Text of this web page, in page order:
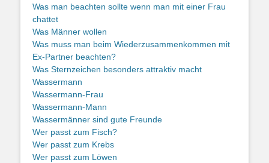
Was man beachten sollte wenn man mit einer Frau
chattet
Was Männer wollen
Was muss man beim Wiederzusammenkommen mit
Ex-Partner beachten?
Was Sternzeichen besonders attraktiv macht
Wassermann
Wassermann-Frau
Wassermann-Mann
Wassermänner sind gute Freunde
Wer passt zum Fisch?
Wer passt zum Krebs
Wer passt zum Löwen